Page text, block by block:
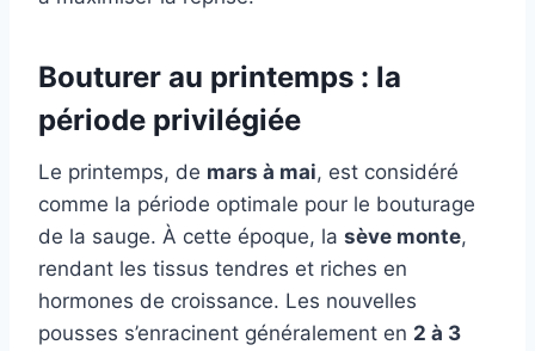
Bouturer au printemps : la
période privilégiée
Le printemps, de mars à mai, est considéré
comme la période optimale pour le bouturage
de la sauge. À cette époque, la sève monte,
rendant les tissus tendres et riches en
hormones de croissance. Les nouvelles
pousses s’enracinent généralement en 2 à 3